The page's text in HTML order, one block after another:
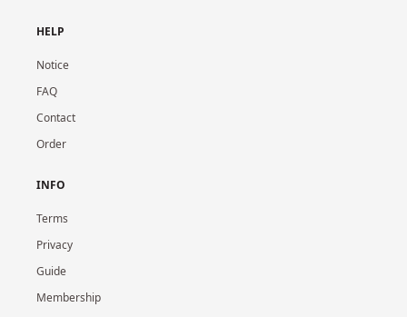
HELP
Notice
FAQ
Contact
Order
INFO
Terms
Privacy
Guide
Membership